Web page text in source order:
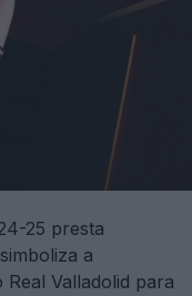
25 presta
a
Valladolid para